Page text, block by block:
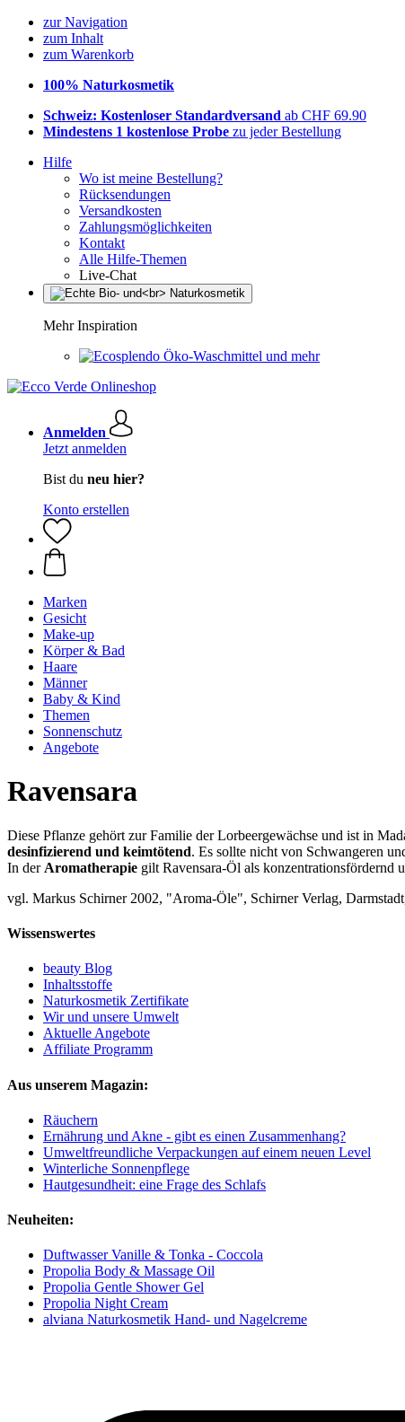
zur Navigation
zum Inhalt
zum Warenkorb
100% Naturkosmetik
Schweiz: Kostenloser Standardversand ab CHF 69.90
Mindestens 1 kostenlose Probe zu jeder Bestellung
Hilfe
Wo ist meine Bestellung?
Rücksendungen
Versandkosten
Zahlungsmöglichkeiten
Kontakt
Alle Hilfe-Themen
Live-Chat
Mehr Inspiration
Öko-Waschmittel und mehr
Anmelden
Jetzt anmelden
Bist du neu hier?
Konto erstellen
Marken
Gesicht
Make-up
Körper & Bad
Haare
Männer
Baby & Kind
Themen
Sonnenschutz
Angebote
Ravensara
Diese Pflanze gehört zur Familie der Lorbeergewächse und ist in
desinfizierend und keimtötend. Es sollte nicht von Schwangeren
In der Aromatherapie gilt Ravensara-Öl als konzentrationsfördernd
vgl. Markus Schirner 2002, "Aroma-Öle", Schirner Verlag,
Wissenswertes
beauty Blog
Inhaltsstoffe
Naturkosmetik Zertifikate
Wir und unsere Umwelt
Aktuelle Angebote
Affiliate Programm
Aus unserem Magazin:
Räuchern
Ernährung und Akne - gibt es einen Zusammenhang?
Umweltfreundliche Verpackungen auf einem neuen Level
Winterliche Sonnenpflege
Hautgesundheit: eine Frage des Schlafs
Neuheiten:
Duftwasser Vanille & Tonka - Coccola
Propolia Body & Massage Oil
Propolia Gentle Shower Gel
Propolia Night Cream
alviana Naturkosmetik Hand- und Nagelcreme